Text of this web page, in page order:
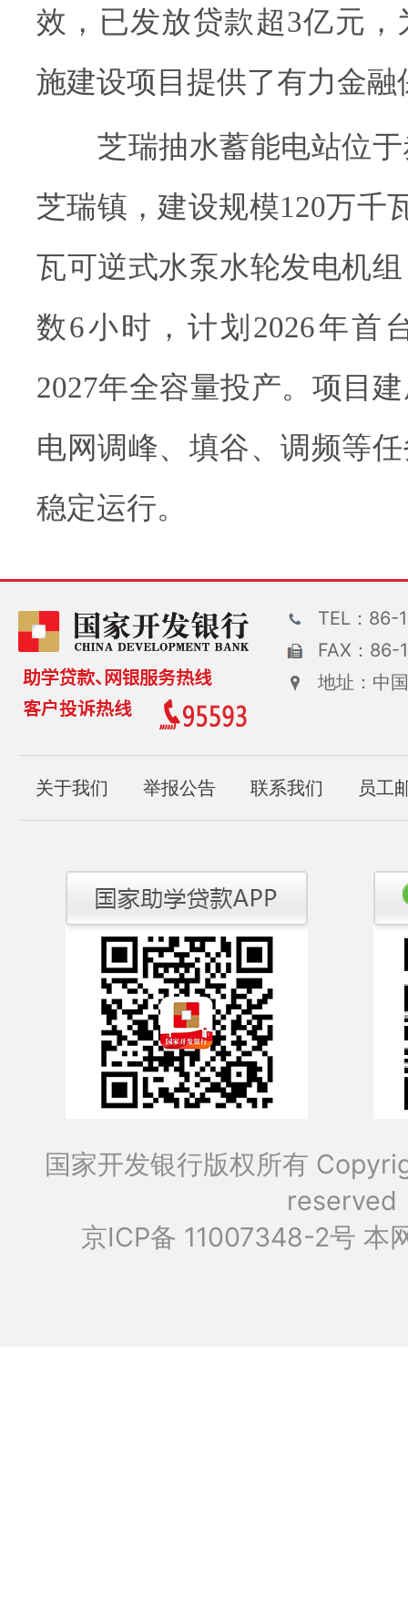
效，已发放贷款超3亿元
施建设项目提供了有力金融
芝瑞抽水蓄能电站位于
芝瑞镇，建设规模120万千
瓦可逆式水泵水轮发电机
数6小时，计划2026年首
2027年全容量投产。项目
电网调峰、填谷、调频等
稳定运行。
TEL：86-
FAX：
地址：中
关于我们 举报公告 联系我们 员工
国家开发银行版权所有
reserved
京ICP备 11007348-2号 本